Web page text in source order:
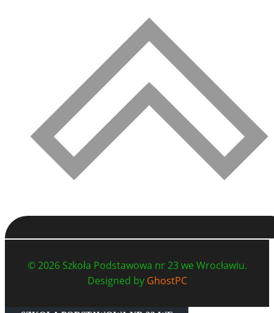
© 2026 Szkoła Podstawowa nr 23 we Wrocławiu.
Designed by GhostPC